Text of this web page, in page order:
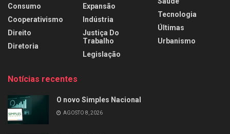
Consumo
Cooperativismo
Direito
Diretoria
Expansão
Indústria
Justiça Do
Trabalho
Legislação
Tecnologia
Últimas
Urbanismo
Notícias recentes
O novo Simples Nacional
AGOSTO 8, 2026